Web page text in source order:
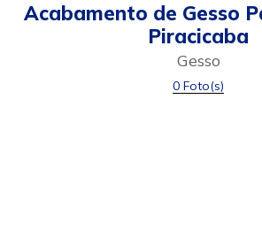
Acabamento de Gesso
Piracicaba
Gesso
0 Foto(s)